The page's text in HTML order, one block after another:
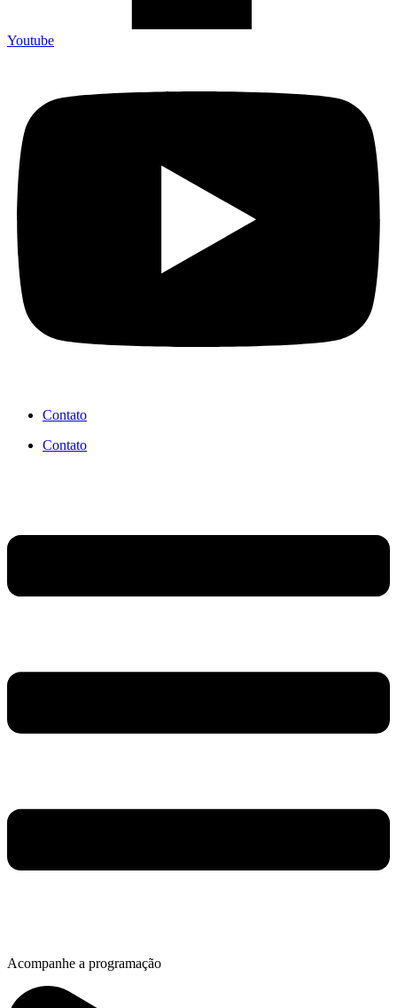
Youtube
Contato
Contato
Acompanhe a programação